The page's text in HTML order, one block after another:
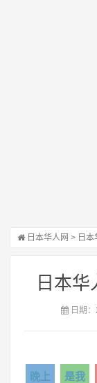
日本华人网 > 日
日本华
日期：
晚上 是我